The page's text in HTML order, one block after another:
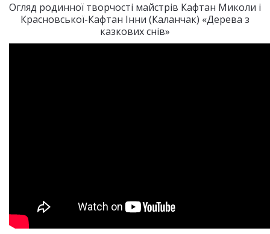
Огляд родинної творчості майстрів Кафтан Миколи і
Красновської-Кафтан Інни (Каланчак) «Дерева з
казкових снів»